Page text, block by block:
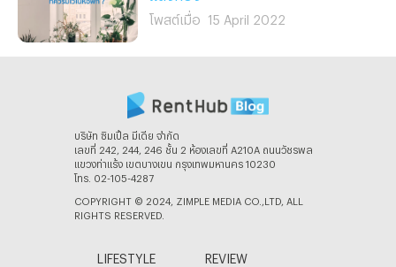
โพสต์เมื่อ 15 April 2022
บริษัท ซิมเปิ้ล มีเดีย จํากัด
เลขที่ 242, 244, 246 ชั้น 2 ห้องเลขที่ A210A ถนนวัชรพล
แขวงท่าแร้ง เขตบางเขน กรุงเทพมหานคร 10230
โทร. 02-105-4287
COPYRIGHT © 2024, ZIMPLE MEDIA CO.,LTD, ALL
RIGHTS RESERVED.
LIFESTYLE REVIEW